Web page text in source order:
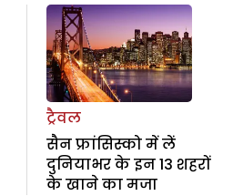
ट्रैवल
सैन फ्रांसिस्को में लें
दुनियाभर के इन 13 शहरों
के खाने का मजा